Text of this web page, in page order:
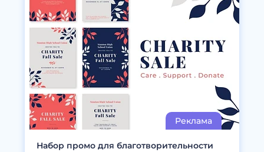
Набор промо для благотворительности